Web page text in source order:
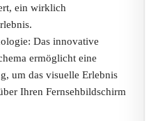
ein wirklich
Das innovative
ermöglicht eine
um das visuelle Erlebnis
Ihren Fernsehbildschirm